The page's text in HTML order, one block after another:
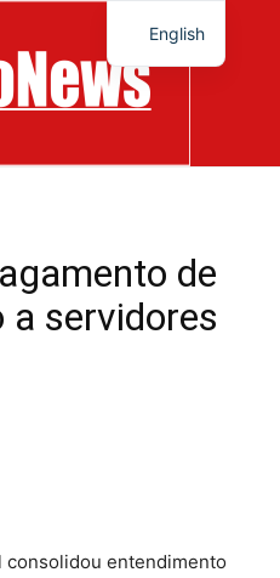
News
de
a servidores
consolidou entendimento
English